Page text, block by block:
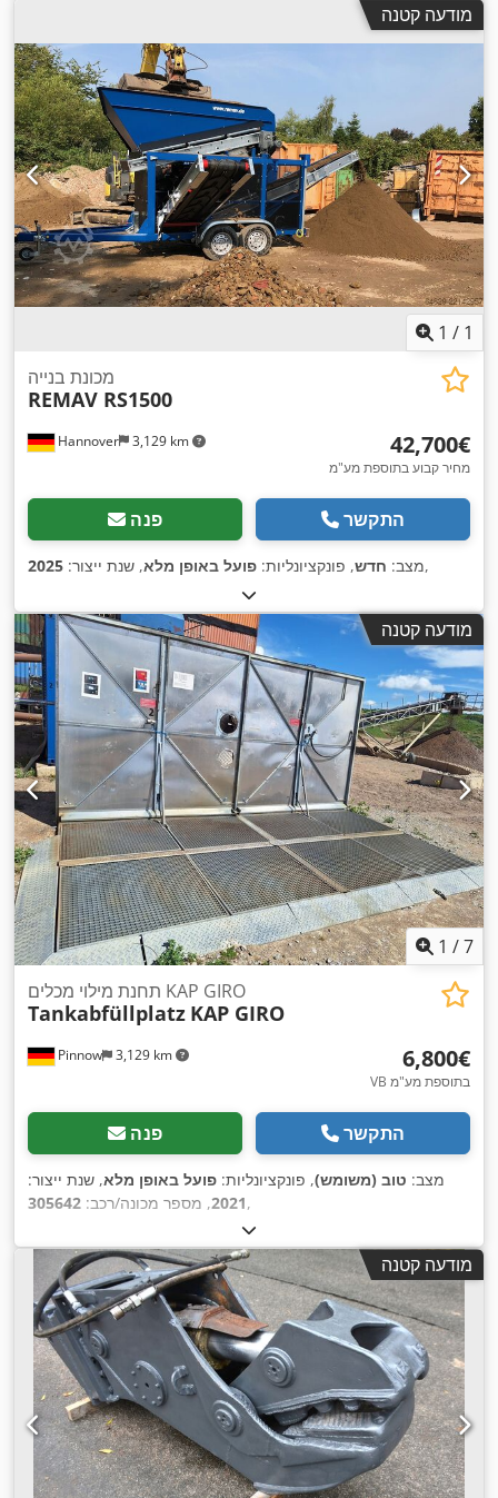
מודעה קטנה
1 / 1
Hannover 3,129 km
מכונת בנייה
REMAV RS1500
‏42,700 ‏€
מחיר קבוע בתוספת מע"מ
פנה התקשר
מצב: חדש, פונקציונליות: פועל באופן מלא, שנת ייצור: 2025 ,
מודעה קטנה
1 /7
Pinnow 3,129 km
תחנת מילוי מכלים KAP GIRO
Tankabfüllplatz KAP GIRO
‏6,800 ‏€
VB בתוספת מע"מ
פנה התקשר
מצב: טוב (משומש), פונקציונליות: פועל באופן מלא, שנת ייצור:
2021, מספר מכונה/רכב: 305642 ,
מודעה קטנה